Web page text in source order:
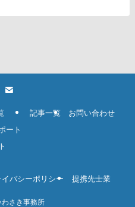
ート
記事一覧 お問い合わせ
イバシーポリシー 提携先士業
さき事務所